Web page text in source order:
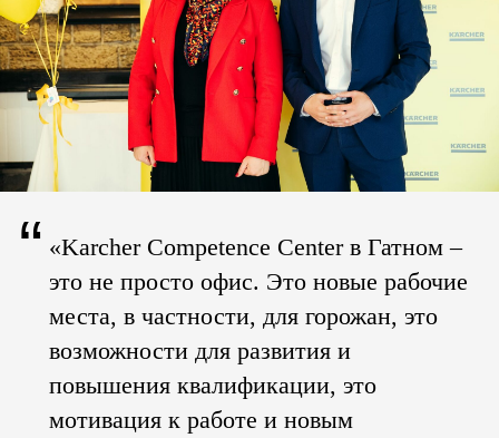
“ «Karcher Competence Center в Гатном –
это не просто офис. Это новые рабочие
места, в частности, для горожан, это
возможности для развития и
повышения квалификации, это
мотивация к работе и новым